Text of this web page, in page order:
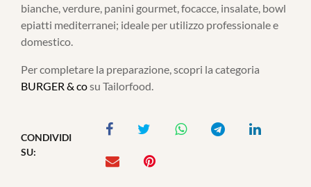
bianche, verdure, panini gourmet, focacce, insalate, bowl
epiatti mediterranei; ideale per utilizzo professionale e
domestico.
Per completare la preparazione, scopri la categoria
BURGER & cosu Tailorfood.
CONDIVIDI
SU: